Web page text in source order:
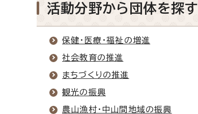
活動分野から団体を探す
保健・医療・福祉の増進
社会教育の推進
まちづくりの推進
観光の振興
農山漁村・中山間地域の振興